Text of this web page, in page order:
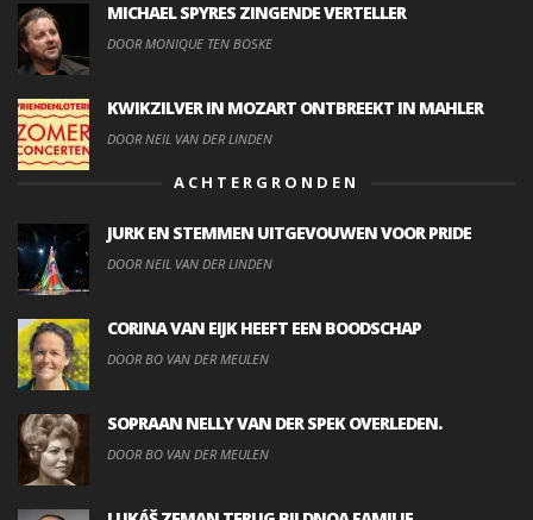
MICHAEL SPYRES ZINGENDE VERTELLER
DOOR MONIQUE TEN BOSKE
KWIKZILVER IN MOZART ONTBREEKT IN MAHLER
DOOR NEIL VAN DER LINDEN
ACHTERGRONDEN
JURK EN STEMMEN UITGEVOUWEN VOOR PRIDE
DOOR NEIL VAN DER LINDEN
CORINA VAN EIJK HEEFT EEN BOODSCHAP
DOOR BO VAN DER MEULEN
SOPRAAN NELLY VAN DER SPEK OVERLEDEN.
DOOR BO VAN DER MEULEN